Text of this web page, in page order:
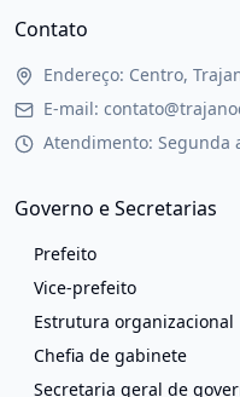
Contato
Endereço: Centro,
E-mail:
Atendimento: Segunda
Governo e Secretarias
Prefeito
Vice-prefeito
Estrutura organizacional
Chefia de gabinete
Secretaria geral de